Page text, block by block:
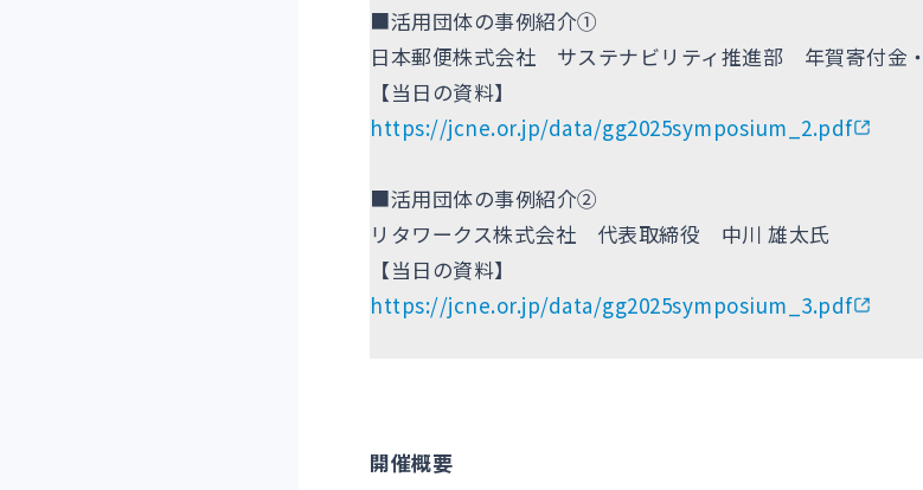
■活用団体の事例紹介①
日本郵便株式会社 サステナビリティ推進部 年賀寄付金
【当日の資料】
https://jcne.or.jp/data/gg2025symposium_2.pdf
■活用団体の事例紹介②
リタワークス株式会社 代表取締役 中川 雄太氏
【当日の資料】
https://jcne.or.jp/data/gg2025symposium_3.pdf
開催概要